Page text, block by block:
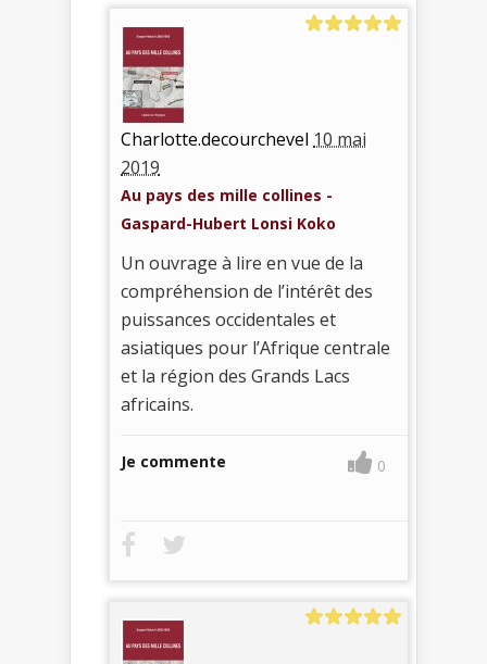
Charlotte.decourchevel 10 mai
2019
Au pays des mille collines -
Gaspard-Hubert Lonsi Koko
Un ouvrage à lire en vue de la
compréhension de l’intérêt des
puissances occidentales et
asiatiques pour l’Afrique centrale
et la région des Grands Lacs
africains.
Je commente 0